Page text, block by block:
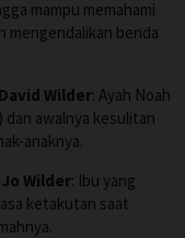
mampu memahami
mengendalikan benda
David Wilder: Ayah Noah
dan awalnya kesulitan
anaknya.
Jo Wilder: Ibu yang
ketakutan saat